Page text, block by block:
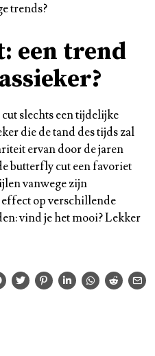
trends?
een trend
slechts een tijdelijke
die de tand des tijds zal
ervan door de jaren
butterfly cut een favoriet
vanwege zijn
op verschillende
vind je het mooi? Lekker